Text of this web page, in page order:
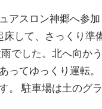
アスロン神郷へ参
床して、さっくり準
でした。北へ向か
ってゆっくり運転
。 駐車場は土のグ